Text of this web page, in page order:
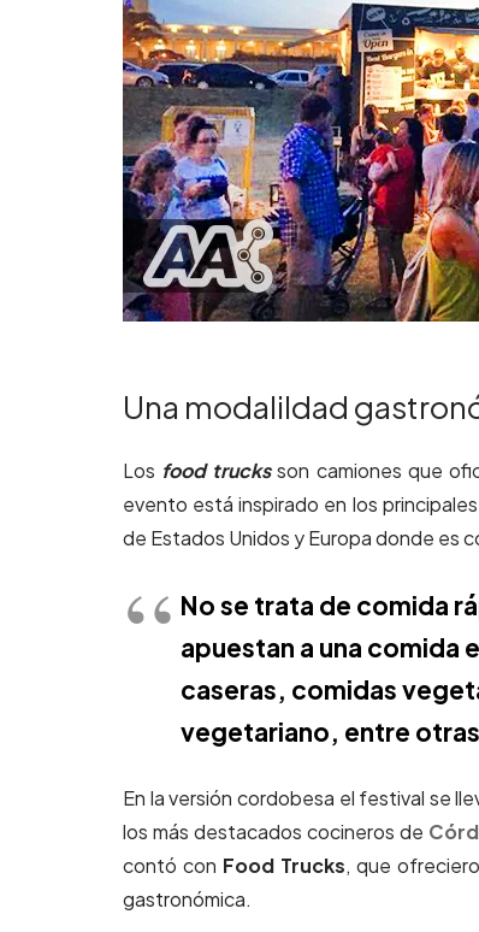
Una modalildad
Los food trucksson camiones que
evento está inspirado en los
de Estados Unidos y Europa donde es
No se trata de comida
apuestan a una comida
caseras, comidas
vegetariano, entre
En la versión cordobesa el festival se
los más destacados cocineros de
contó con Food Trucks, que
gastronómica.